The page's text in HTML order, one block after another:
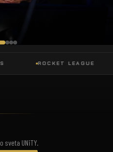
ROCKET LEAGUE
UNiTY.